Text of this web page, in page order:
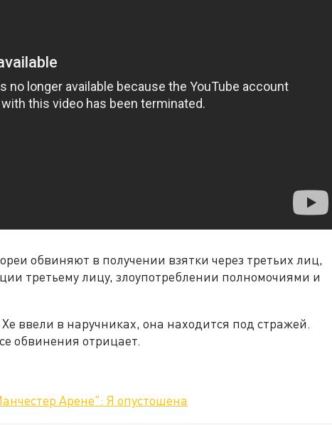
обвиняют в получении взятки через третьих лиц,
третьему лицу, злоупотреблении полномочиями и
ввели в наручниках, она находится под стражей.
обвинения отрицает.
Арене": Я опустошена